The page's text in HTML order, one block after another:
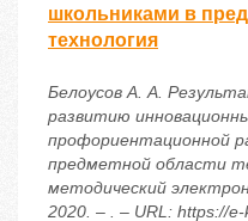
школьниками в
технология
Белоусов А. А.
развитию
профориентационной
предметной области
методический
2020. – . – URL: https://